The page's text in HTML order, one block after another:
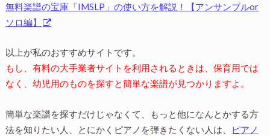
無料楽譜の宝庫「IMSLP」の使い方を解説！【アンサンブルor
ソロ編】
以上が私のおすすめサイトです。
もし、有料の大手業者サイトを利用されるときは、保育用では
なく、幼児用のものを探すと簡単な楽譜が見つかりますよ。
簡単な楽譜を探すだけじゃなくて、もっと他になんとかする方
法を知りたい人、とにかくピアノを弾きたくない人は、
ピアノ